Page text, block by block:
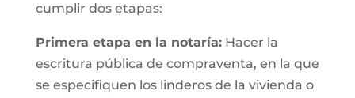
cumplir dos etapas:
Primera etapa en la notaría:Hacer la
escritura pública de compraventa, en la que
se especifiquen los linderos de la vivienda o